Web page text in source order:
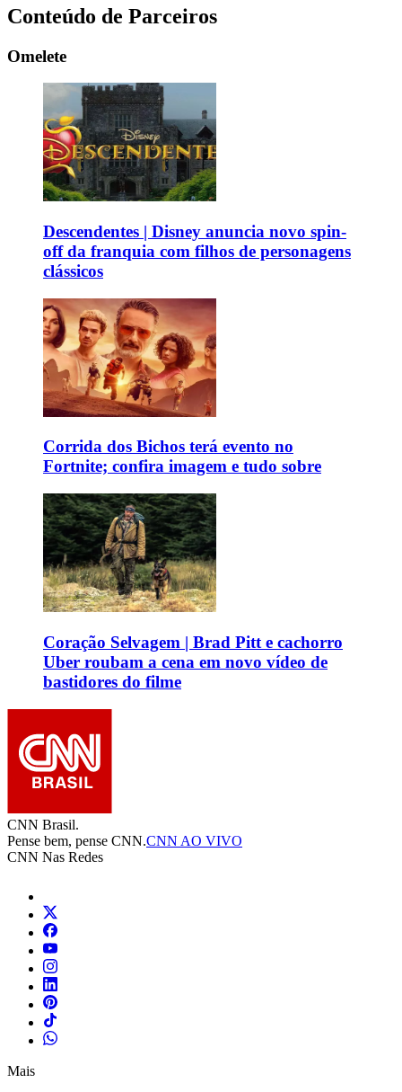
Conteúdo de Parceiros
Omelete
Descendentes | Disney anuncia novo spin-
off da franquia com filhos de personagens
clássicos
Corrida dos Bichos terá evento no
Fortnite; confira imagem e tudo sobre
Coração Selvagem | Brad Pitt e cachorro
Uber roubam a cena em novo vídeo de
bastidores do filme
CNN Brasil.
Pense bem, pense CNN.CNN AO VIVO
CNN Nas Redes
Mais